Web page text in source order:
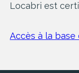
Locabri est
Accès à la base